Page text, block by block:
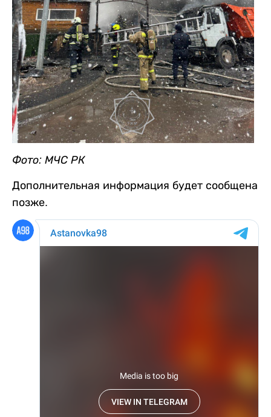
Фото: МЧС РК
Дополнительная информация будет сообщена
позже.